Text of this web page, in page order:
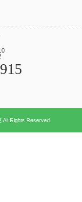
Rights Reserved.